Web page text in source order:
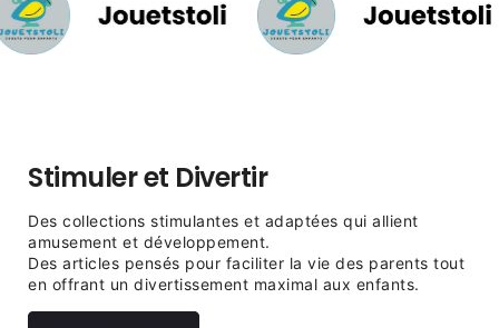
Stimuler et Divertir
Des collections stimulantes et adaptées qui allient
amusement et développement.
Des articles pensés pour faciliter la vie des parents tout
en offrant un divertissement maximal aux enfants.